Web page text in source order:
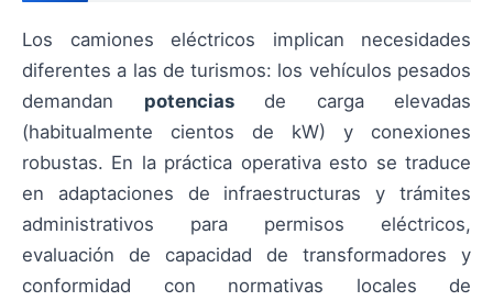
Los camiones eléctricos implican necesidades
diferentes a las de turismos: los vehículos pesados
demandan potenciasde carga elevadas
(habitualmente cientos de kW) y conexiones
robustas. En la práctica operativa esto se traduce
en adaptaciones de infraestructuras y trámites
administrativos para permisos eléctricos,
evaluación de capacidad de transformadores y
conformidad con normativas locales de